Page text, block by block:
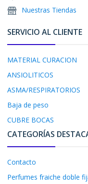
Nuestras Tiendas
SERVICIO AL CLIENTE
MATERIAL CURACION
ANSIOLITICOS
ASMA/RESPIRATORIOS
Baja de peso
CUBRE BOCAS
CATEGORÍAS
Contacto
Perfumes fraiche doble